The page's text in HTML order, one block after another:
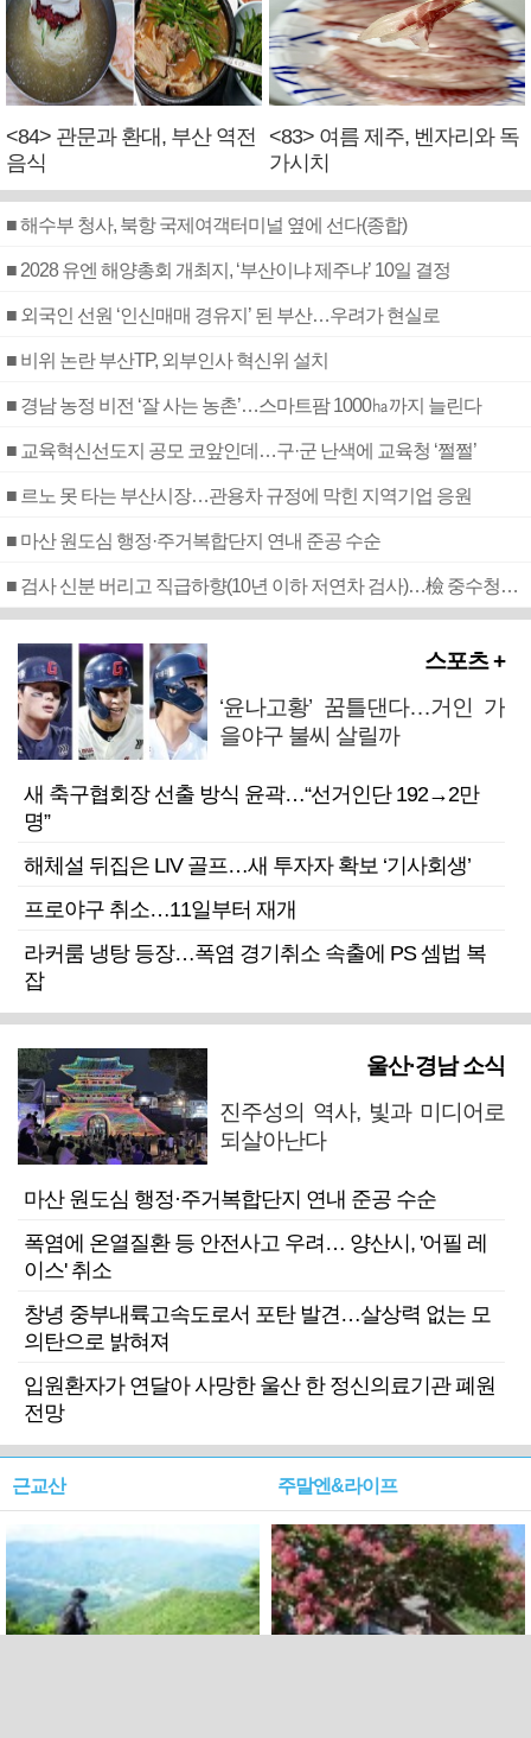
<84> 관문과 환대, 부산 역전
음식
<83> 여름 제주, 벤자리와 독
가시치
■ 해수부 청사, 북항 국제여객터미널 옆에 선다(종합)
■ 2028 유엔 해양총회 개최지, ‘부산이냐 제주냐’ 10일 결정
■ 외국인 선원 ‘인신매매 경유지’ 된 부산…우려가 현실로
■ 비위 논란 부산TP, 외부인사 혁신위 설치
■ 경남 농정 비전 ‘잘 사는 농촌’…스마트팜 1000㏊까지 늘린다
■ 교육혁신선도지 공모 코앞인데…구·군 난색에 교육청 ‘쩔쩔’
■ 르노 못 타는 부산시장…관용차 규정에 막힌 지역기업 응원
■ 마산 원도심 행정·주거복합단지 연내 준공 수순
■ 검사 신분 버리고 직급하향(10년 이하 저연차 검사)…檢 중수청행 기피
스포츠 +
‘윤나고황’ 꿈틀댄다…거인 가
을야구 불씨 살릴까
새 축구협회장 선출 방식 윤곽…“선거인단 192→2만
명”
해체설 뒤집은 LIV 골프…새 투자자 확보 ‘기사회생’
프로야구 취소…11일부터 재개
라커룸 냉탕 등장…폭염 경기취소 속출에 PS 셈법 복
잡
울산·경남 소식
진주성의 역사, 빛과 미디어로
되살아난다
마산 원도심 행정·주거복합단지 연내 준공 수순
폭염에 온열질환 등 안전사고 우려… 양산시, '어필 레
이스' 취소
창녕 중부내륙고속도로서 포탄 발견…살상력 없는 모
의탄으로 밝혀져
입원환자가 연달아 사망한 울산 한 정신의료기관 폐원
전망
근교산 주말엔&라이프